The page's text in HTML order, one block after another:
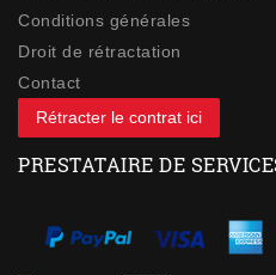
Conditions générales
Droit de rétractation
Contact
Rétracter le contrat ici
PRESTATAIRE DE